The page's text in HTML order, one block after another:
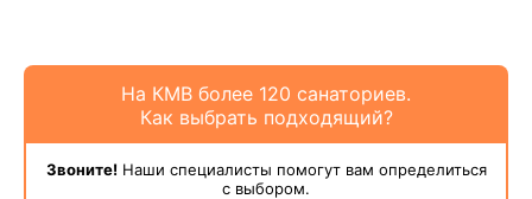
На КМВ более 120 санаториев.
Как выбрать подходящий?
Звоните!Наши специалисты помогут вам определиться
с выбором.